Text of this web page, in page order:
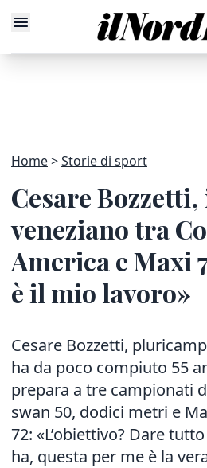
Home Storie di sport
Cesare
veneziano tra
America e Maxi
è il mio lavoro»
Cesare Bozzetti,
ha da poco compiuto 55
prepara a tre campionati
swan 50, dodici metri e
72: «L’obiettivo? Dare
ha, questa per me è la